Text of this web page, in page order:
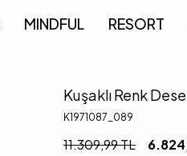
MINDFUL RESORT
Kuşaklı Renk
K1971087_089
11.309,99TL